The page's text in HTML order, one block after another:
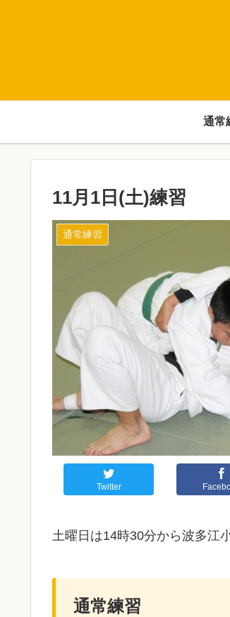
通常
11月1日(土)練習
通常練習
Twitter
土曜日は14時30分から波多江
通常練習